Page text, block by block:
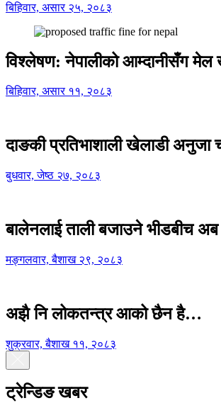
बिहिवार, असार २५, २०८३
विश्लेषण: नेपालीको आम्दानीसँग मेल
बिहिवार, असार ११, २०८३
दाङकी प्रतिभाशाली खेलाडी अनुजा
बुधवार, जेष्ठ २७, २०८३
बालेनलाई ताली बजाउने भीडबीच
मङ्गलवार, बैशाख २९, २०८३
अझै नि लोकतन्त्र आको छैन है…
शुक्रवार, बैशाख ११, २०८३
ट्रेन्डिङ खबर